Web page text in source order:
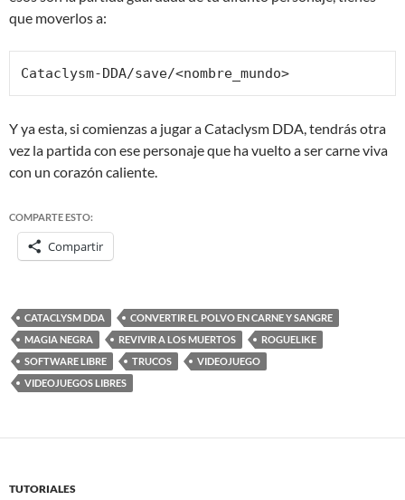
que moverlos a:
Cataclysm-DDA/save/<nombre_mundo>
Y ya esta, si comienzas a jugar a Cataclysm DDA, tendrás otra
vez la partida con ese personaje que ha vuelto a ser carne viva
con un corazón caliente.
COMPARTE ESTO:
Compartir
CATACLYSM DDA
CONVERTIR EL POLVO EN CARNE Y SANGRE
MAGIA NEGRA
REVIVIR A LOS MUERTOS
ROGUELIKE
SOFTWARE LIBRE
TRUCOS
VIDEOJUEGO
VIDEOJUEGOS LIBRES
TUTORIALES